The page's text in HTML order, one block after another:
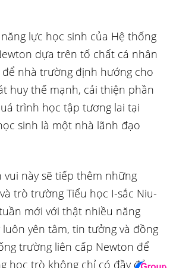
lực học sinh của Hệ thống
dựa trên tố chất cá nhân
nhà trường định hướng cho
huy thế mạnh, cải thiện phần
trình học tập tương lai tại
sinh là một nhà lãnh đạo
vui này sẽ tiếp thêm những
trò trường Tiểu học I-sắc Niu-
mới với thật nhiều năng
luôn yên tâm, tin tưởng và đồng
trường liên cấp Newton để
học trò không chỉ có đầy đủ